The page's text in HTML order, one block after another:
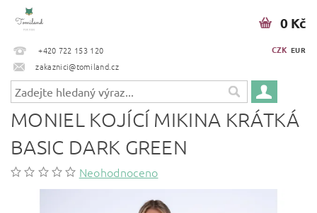
+420 722 153 120
zakaznici@tomiland.cz
CZK EUR
0 Kč
MONIEL KOJÍCÍ MIKINA KRÁTKÁ
BASIC DARK GREEN
Neohodnoceno